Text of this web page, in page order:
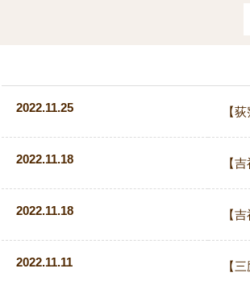
2022.11.25 【
2022.11.18 【
2022.11.18 【
2022.11.11 【